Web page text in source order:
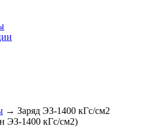
→ Заряд ЭЗ-1400 кГс/см2
ЭЗ-1400 кГс/см2)